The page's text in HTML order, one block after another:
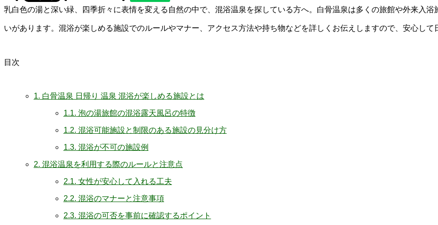
乳白色の湯と深い緑、四季折々に表情を変える自然の中で、混浴温泉を探している方へ。白骨温泉は多くの旅館や外来入
いがあります。混浴が楽しめる施設でのルールやマナー、アクセス方法や持ち物などを詳しくお伝えしますので、安心し
目次
1. 白骨温泉 日帰り 温泉 混浴が楽しめる施設とは
1.1. 泡の湯旅館の混浴露天風呂の特徴
1.2. 混浴可能施設と制限のある施設の見分け方
1.3. 混浴が不可の施設例
2. 混浴温泉を利用する際のルールと注意点
2.1. 女性が安心して入れる工夫
2.2. 混浴のマナーと注意事項
2.3. 混浴の可否を事前に確認するポイント